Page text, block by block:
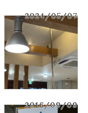
2024/05/07
2016/09/09